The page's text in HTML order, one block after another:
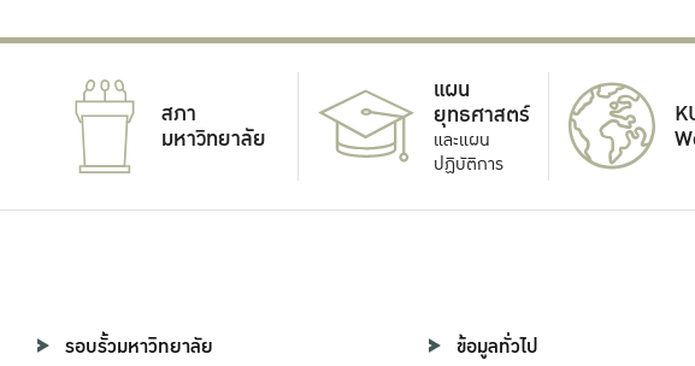
สภา
มหาวิทยาลัย
แผน
ยุทธศาสตร์
และแผน
ปฏิบัติการ
รอบรั้วมหาวิทยาลัย ข้อมูลทั่วไป